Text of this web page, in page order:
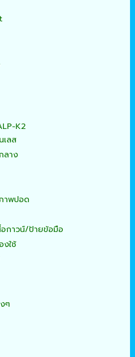
K2
ลส
ลาง
าพปอด
กาวน์/ป้ายข้อมือ
ใช้
ๆ